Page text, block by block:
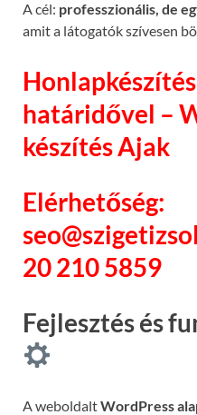
A cél: professzionális, de
amit a látogatók szívesen
határidővel –
készítés Ajak
Elérhetőség:
20 210 5859
Fejlesztés és
A weboldaltWordPress